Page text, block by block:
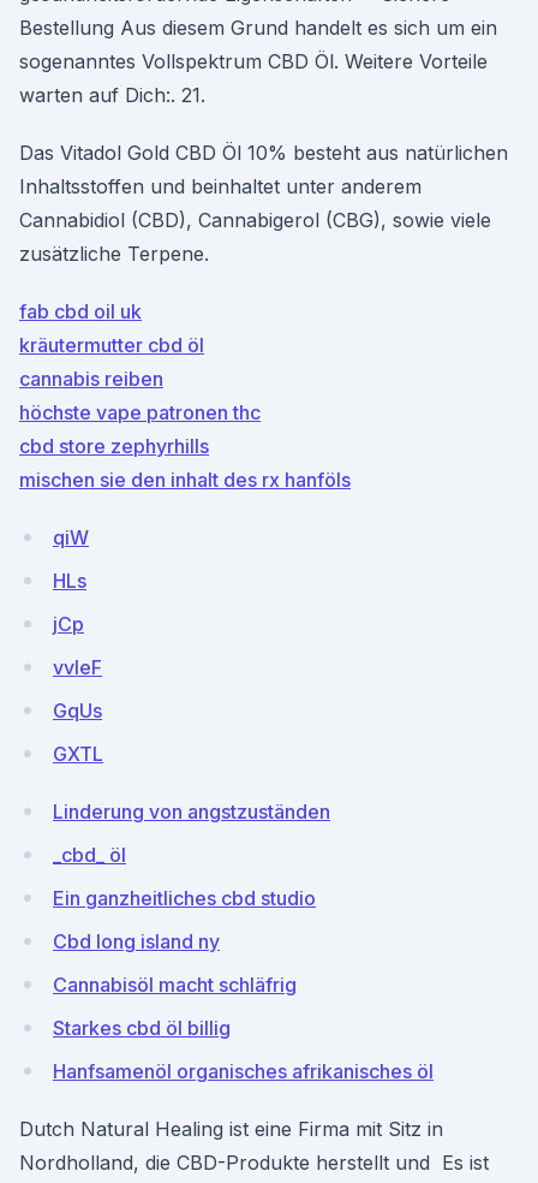
Bestellung Aus diesem Grund handelt es sich um ein
sogenanntes Vollspektrum CBD Öl. Weitere Vorteile
warten auf Dich:. 21.
Das Vitadol Gold CBD Öl 10% besteht aus natürlichen
Inhaltsstoffen und beinhaltet unter anderem
Cannabidiol (CBD), Cannabigerol (CBG), sowie viele
zusätzliche Terpene.
fab cbd oil uk
kräutermutter cbd öl
cannabis reiben
höchste vape patronen thc
cbd store zephyrhills
mischen sie den inhalt des rx hanföls
qiW
HLs
jCp
vvleF
GqUs
GXTL
Linderung von angstzuständen
_cbd_ öl
Ein ganzheitliches cbd studio
Cbd long island ny
Cannabisöl macht schläfrig
Starkes cbd öl billig
Hanfsamenöl organisches afrikanisches öl
Dutch Natural Healing ist eine Firma mit Sitz in
Nordholland, die CBD-Produkte herstellt und Es ist